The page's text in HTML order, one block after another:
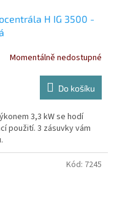
H IG 3500 -
Momentálně nedostupné
Do košíku
3,3 kW se hodí
použití. 3 zásuvky vám
Kód: 7245